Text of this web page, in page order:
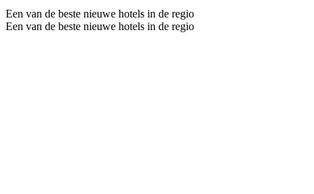
Een van de beste nieuwe hotels in de regio
Een van de beste nieuwe hotels in de regio